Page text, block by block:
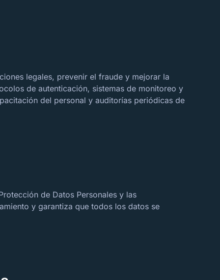
legales, prevenir el fraude y mejorar la
de autenticación, sistemas de monitoreo y
del personal y auditorías periódicas de
de Datos Personales y las
y garantiza que todos los datos se